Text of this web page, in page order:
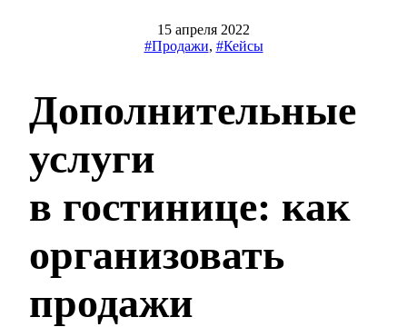
15 апреля 2022
#Продажи, #Кейсы
Дополнительные
услуги
в гостинице: как
организовать
продажи